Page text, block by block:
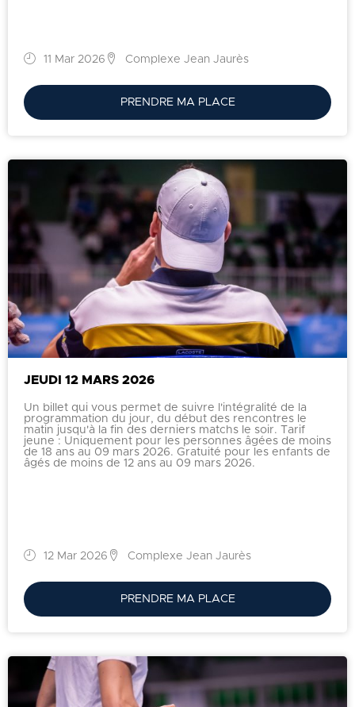
11 Mar 2026 Complexe Jean Jaurès
PRENDRE MA PLACE
JEUDI 12 MARS 2026
Un billet qui vous permet de suivre l'intégralité de la
programmation du jour, du début des rencontres le
matin jusqu'à la fin des derniers matchs le soir. Tarif
jeune : Uniquement pour les personnes âgées de moins
de 18 ans au 09 mars 2026. Gratuité pour les enfants de
âgés de moins de 12 ans au 09 mars 2026.
12 Mar 2026 Complexe Jean Jaurès
PRENDRE MA PLACE